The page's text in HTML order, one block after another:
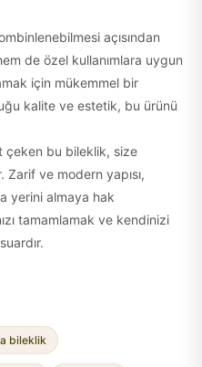
açısından
de özel kullanımlara uygun
için mükemmel bir
kalite ve estetik, bu ürünü
çeken bu bileklik, size
Zarif ve modern yapısı,
yerini almaya hak
tamamlamak ve kendinizi
bileklik